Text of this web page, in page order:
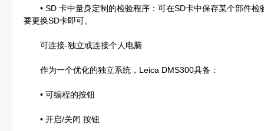
• SD 卡中量身定制的检验程序：可在SD卡中保存某个部件检
要更换SD卡即可。
可连接-独立或连接个人电脑
作为一个优化的独立系统，Leica DMS300具备：
• 可编程的按钮
• 开启/关闭 按钮